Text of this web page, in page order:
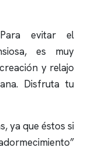
evitar el
es muy
y relajo
Disfruta tu
ya que éstos si